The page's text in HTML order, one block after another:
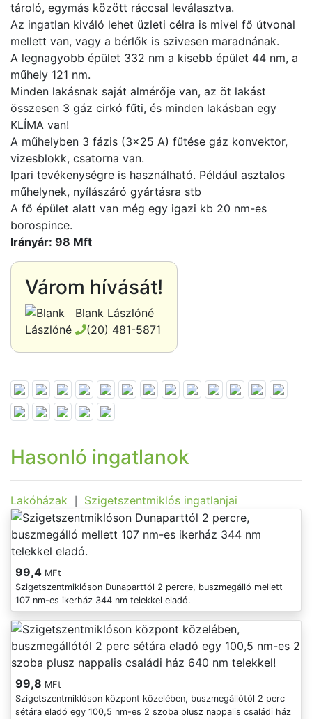
tároló, egymás között ráccsal leválasztva.
Az ingatlan kiváló lehet üzleti célra is mivel fő útvonal
mellett van, vagy a bérlők is szivesen maradnának.
A legnagyobb épület 332 nm a kisebb épület 44 nm, a
műhely 121 nm.
Minden lakásnak saját almérője van, az öt lakást
összesen 3 gáz cirkó fűti, és minden lakásban egy
KLÍMA van!
A műhelyben 3 fázis (3x25 A) fűtése gáz konvektor,
vizesblokk, csatorna van.
Ipari tevékenységre is használható. Például asztalos
műhelynek, nyílászáró gyártásra stb
A fő épület alatt van még egy igazi kb 20 nm-es
borospince.
Irányár: 98 Mft
Várom hívását!
Blank Lászlóné
(20) 481-5871
Hasonló ingatlanok
Lakóházak Szigetszentmiklós ingatlanjai
99,4 MFt
Szigetszentmiklóson Dunaparttól 2 percre, buszmegálló mellett
107 nm-es ikerház 344 nm telekkel eladó.
99,8 MFt
Szigetszentmiklóson központ közelében, buszmegállótól 2 perc
sétára eladó egy 100,5 nm-es 2 szoba plusz nappalis családi ház